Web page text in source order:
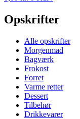
Opskrifter
Alle opskrifter
Morgenmad
Bagværk
Frokost
Forret
Varme retter
Dessert
Tilbehør
Drikkevarer